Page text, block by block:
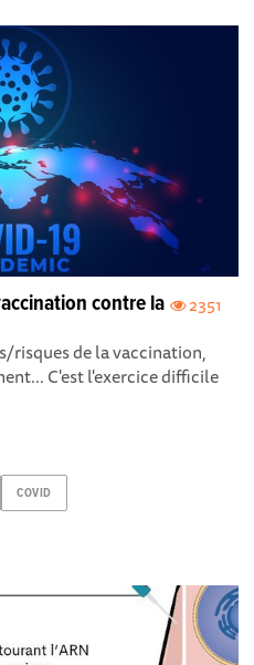
2351
contre la
risques de la vaccination,
C'est l'exercice difficile
COVID